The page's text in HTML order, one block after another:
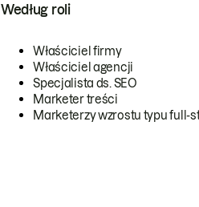
Według roli
Właściciel firmy
Właściciel agencji
Specjalista ds. SEO
Marketer treści
Marketerzy wzrostu typu full-